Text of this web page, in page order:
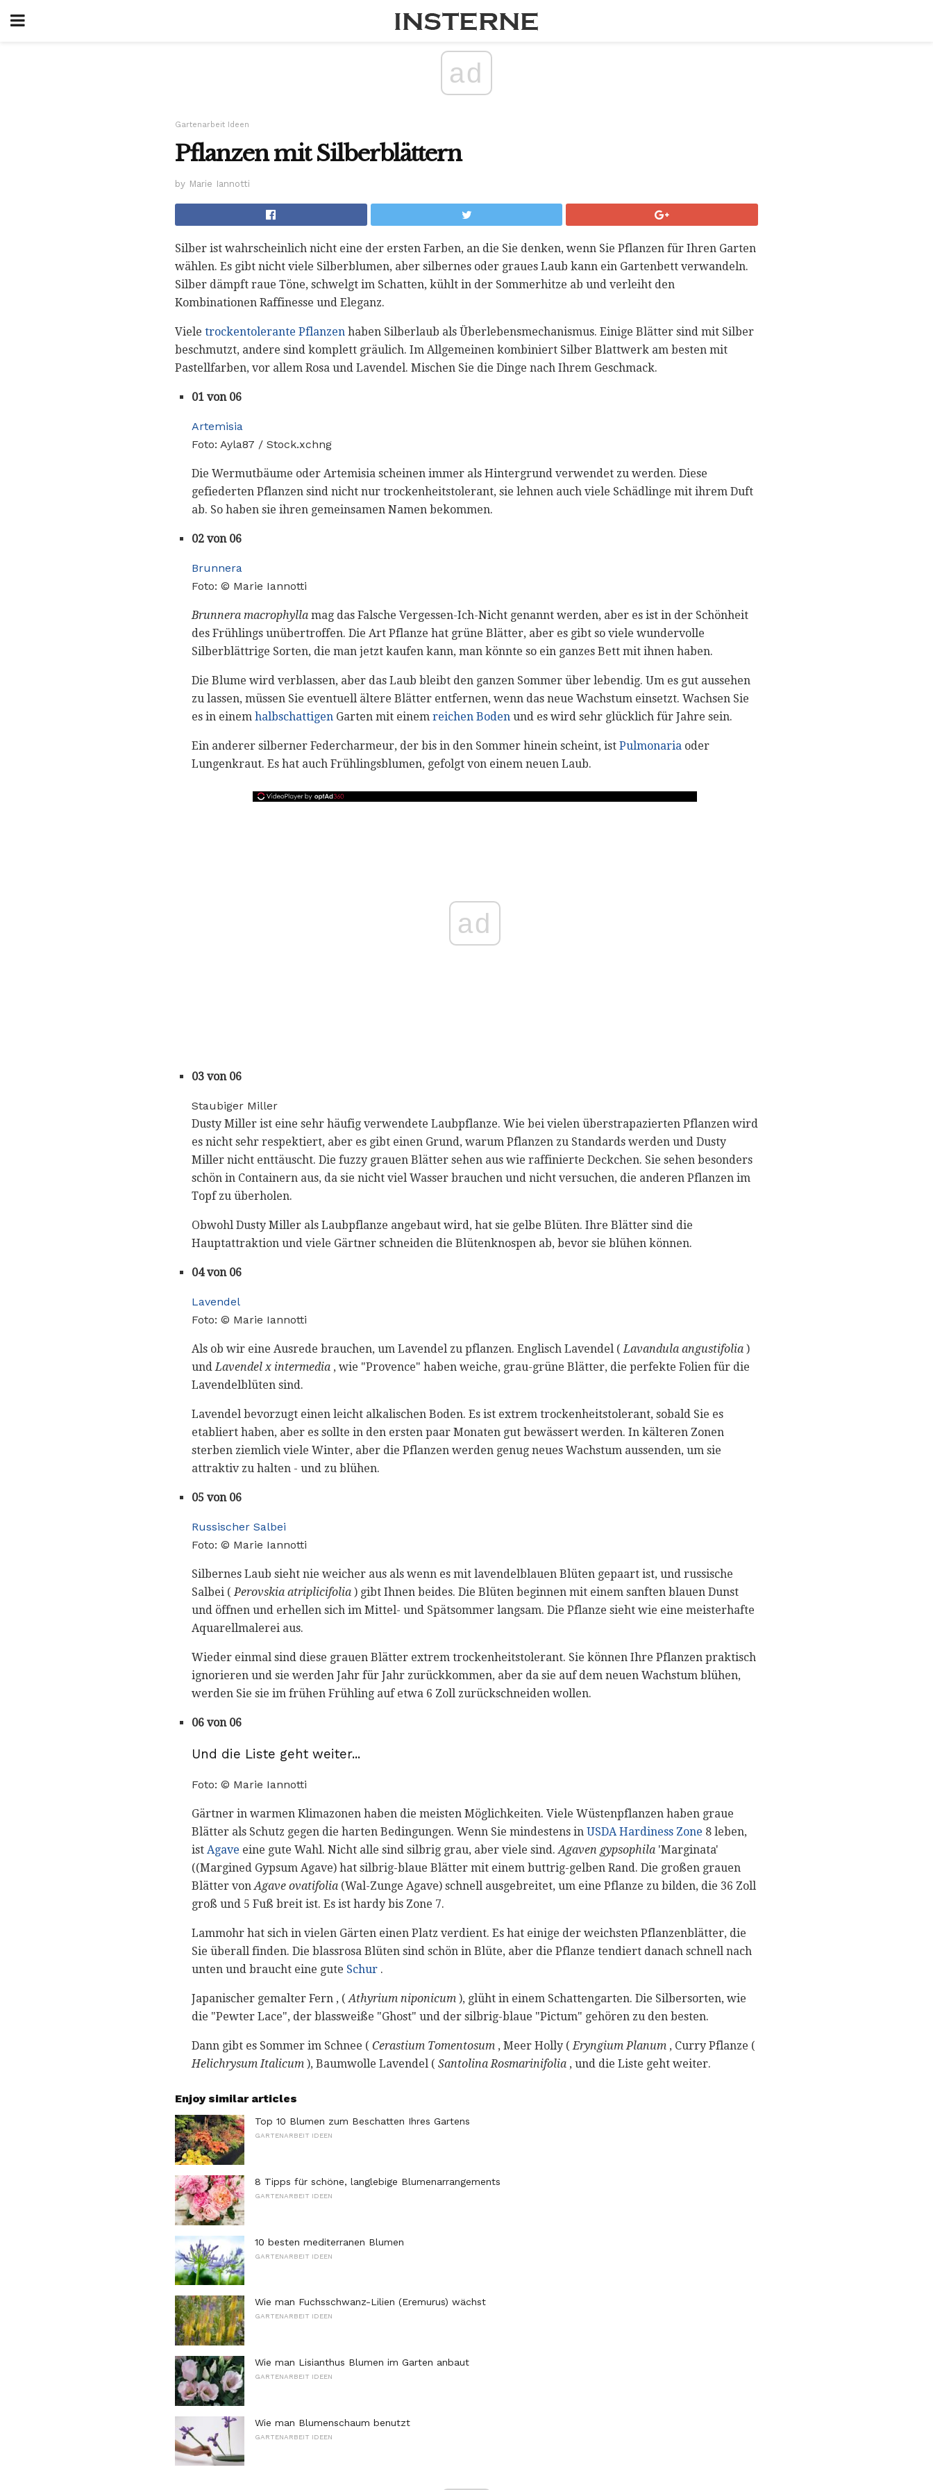
ad
Gartenarbeit Ideen
Pflanzen mit Silberblättern
by Marie Iannotti
Silber ist wahrscheinlich nicht eine der ersten Farben, an die Sie denken, wenn Sie Pflanzen für Ihren Garten
wählen. Es gibt nicht viele Silberblumen, aber silbernes oder graues Laub kann ein Gartenbett verwandeln.
Silber dämpft raue Töne, schwelgt im Schatten, kühlt in der Sommerhitze ab und verleiht den
Kombinationen Raffinesse und Eleganz.
Viele trockentolerante Pflanzen haben Silberlaub als Überlebensmechanismus. Einige Blätter sind mit Silber
beschmutzt, andere sind komplett gräulich. Im Allgemeinen kombiniert Silber Blattwerk am besten mit
Pastellfarben, vor allem Rosa und Lavendel. Mischen Sie die Dinge nach Ihrem Geschmack.
01 von 06
Artemisia
Foto: Ayla87 / Stock.xchng
Die Wermutbäume oder Artemisia scheinen immer als Hintergrund verwendet zu werden. Diese
gefiederten Pflanzen sind nicht nur trockenheitstolerant, sie lehnen auch viele Schädlinge mit ihrem Duft
ab. So haben sie ihren gemeinsamen Namen bekommen.
02 von 06
Brunnera
Foto: © Marie Iannotti
Brunnera macrophylla mag das Falsche Vergessen-Ich-Nicht genannt werden, aber es ist in der Schönheit
des Frühlings unübertroffen. Die Art Pflanze hat grüne Blätter, aber es gibt so viele wundervolle
Silberblättrige Sorten, die man jetzt kaufen kann, man könnte so ein ganzes Bett mit ihnen haben.
Die Blume wird verblassen, aber das Laub bleibt den ganzen Sommer über lebendig. Um es gut aussehen
zu lassen, müssen Sie eventuell ältere Blätter entfernen, wenn das neue Wachstum einsetzt. Wachsen Sie
es in einem halbschattigen Garten mit einem reichen Boden und es wird sehr glücklich für Jahre sein.
Ein anderer silberner Federcharmeur, der bis in den Sommer hinein scheint, ist Pulmonaria oder
Lungenkraut. Es hat auch Frühlingsblumen, gefolgt von einem neuen Laub.
ad
03 von 06
Staubiger Miller
Dusty Miller ist eine sehr häufig verwendete Laubpflanze. Wie bei vielen überstrapazierten Pflanzen wird
es nicht sehr respektiert, aber es gibt einen Grund, warum Pflanzen zu Standards werden und Dusty
Miller nicht enttäuscht. Die fuzzy grauen Blätter sehen aus wie raffinierte Deckchen. Sie sehen besonders
schön in Containern aus, da sie nicht viel Wasser brauchen und nicht versuchen, die anderen Pflanzen im
Topf zu überholen.
Obwohl Dusty Miller als Laubpflanze angebaut wird, hat sie gelbe Blüten. Ihre Blätter sind die
Hauptattraktion und viele Gärtner schneiden die Blütenknospen ab, bevor sie blühen können.
04 von 06
Lavendel
Foto: © Marie Iannotti
Als ob wir eine Ausrede brauchen, um Lavendel zu pflanzen. Englisch Lavendel ( Lavandula angustifolia )
und Lavendel x intermedia , wie "Provence" haben weiche, grau-grüne Blätter, die perfekte Folien für die
Lavendelblüten sind.
Lavendel bevorzugt einen leicht alkalischen Boden. Es ist extrem trockenheitstolerant, sobald Sie es
etabliert haben, aber es sollte in den ersten paar Monaten gut bewässert werden. In kälteren Zonen
sterben ziemlich viele Winter, aber die Pflanzen werden genug neues Wachstum aussenden, um sie
attraktiv zu halten - und zu blühen.
05 von 06
Russischer Salbei
Foto: © Marie Iannotti
Silbernes Laub sieht nie weicher aus als wenn es mit lavendelblauen Blüten gepaart ist, und russische
Salbei ( Perovskia atriplicifolia ) gibt Ihnen beides. Die Blüten beginnen mit einem sanften blauen Dunst
und öffnen und erhellen sich im Mittel- und Spätsommer langsam. Die Pflanze sieht wie eine meisterhafte
Aquarellmalerei aus.
Wieder einmal sind diese grauen Blätter extrem trockenheitstolerant. Sie können Ihre Pflanzen praktisch
ignorieren und sie werden Jahr für Jahr zurückkommen, aber da sie auf dem neuen Wachstum blühen,
werden Sie sie im frühen Frühling auf etwa 6 Zoll zurückschneiden wollen.
06 von 06
Und die Liste geht weiter...
Foto: © Marie Iannotti
Gärtner in warmen Klimazonen haben die meisten Möglichkeiten. Viele Wüstenpflanzen haben graue
Blätter als Schutz gegen die harten Bedingungen. Wenn Sie mindestens in USDA Hardiness Zone 8 leben,
ist Agave eine gute Wahl. Nicht alle sind silbrig grau, aber viele sind.Agaven gypsophila 'Marginata'
((Margined Gypsum Agave) hat silbrig-blaue Blätter mit einem buttrig-gelben Rand. Die großen grauen
Blätter vonAgave ovatifolia (Wal-Zunge Agave) schnell ausgebreitet, um eine Pflanze zu bilden, die 36 Zoll
groß und 5 Fuß breit ist. Es ist hardy bis Zone 7.
Lammohr hat sich in vielen Gärten einen Platz verdient. Es hat einige der weichsten Pflanzenblätter, die
Sie überall finden. Die blassrosa Blüten sind schön in Blüte, aber die Pflanze tendiert danach schnell nach
unten und braucht eine gute Schur .
Japanischer gemalter Fern , (Athyrium niponicum ), glüht in einem Schattengarten. Die Silbersorten, wie
die "Pewter Lace", der blassweiße "Ghost" und der silbrig-blaue "Pictum" gehören zu den besten.
Dann gibt es Sommer im Schnee ( Cerastium Tomentosum , Meer Holly (Eryngium Planum , Curry Pflanze (
Helichrysum Italicum ), Baumwolle Lavendel ( Santolina Rosmarinifolia , und die Liste geht weiter.
Enjoy similar articles
Top 10 Blumen zum Beschatten Ihres Gartens
GARTENARBEIT IDEEN
8 Tipps für schöne, langlebige Blumenarrangements
GARTENARBEIT IDEEN
10 besten mediterranen Blumen
GARTENARBEIT IDEEN
Wie man Fuchsschwanz-Lilien (Eremurus) wächst
GARTENARBEIT IDEEN
Wie man Lisianthus Blumen im Garten anbaut
GARTENARBEIT IDEEN
Wie man Blumenschaum benutzt
GARTENARBEIT IDEEN